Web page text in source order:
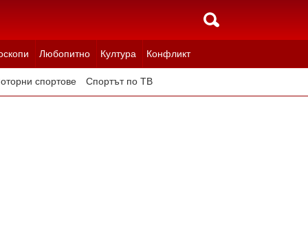
Любопитно Култура Конфликт
спортове Спортът по ТВ